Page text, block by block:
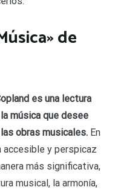
de
es una lectura
música que desee
obras musicales. En
accesible y perspicaz
más significativa,
musical, la armonía,